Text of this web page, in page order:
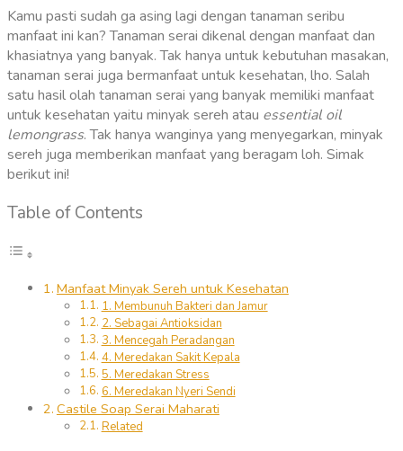
Kamu pasti sudah ga asing lagi dengan tanaman seribu
manfaat ini kan? Tanaman serai dikenal dengan manfaat dan
khasiatnya yang banyak. Tak hanya untuk kebutuhan masakan,
tanaman serai juga bermanfaat untuk kesehatan, lho. Salah
satu hasil olah tanaman serai yang banyak memiliki manfaat
untuk kesehatan yaitu minyak sereh atau essential oil
lemongrass. Tak hanya wanginya yang menyegarkan, minyak
sereh juga memberikan manfaat yang beragam loh. Simak
berikut ini!
Table of Contents
Manfaat Minyak Sereh untuk Kesehatan
1. Membunuh Bakteri dan Jamur
2. Sebagai Antioksidan
3. Mencegah Peradangan
4. Meredakan Sakit Kepala
5. Meredakan Stress
6. Meredakan Nyeri Sendi
Castile Soap Serai Maharati
Related